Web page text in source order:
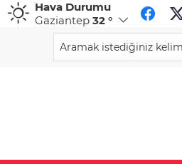
Hava Durumu
Gaziantep 32 °
CHF
58,8584%-0,12